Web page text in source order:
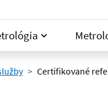
Certifikované